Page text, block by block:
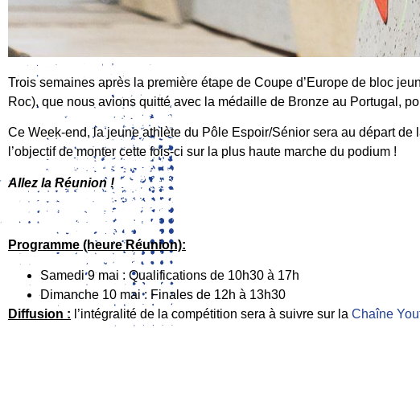
Trois semaines après la première étape de Coupe d’Europe de bloc
Roc), que nous avions quitté avec la médaille de Bronze au Portugal,
Ce Week-end, la jeune athlète du Pôle Espoir/Sénior sera au départ
l’objectif de monter cette fois-ci sur la plus haute marche du podium !
Allez la Réunion !
Programme (heure Réunion):
Samedi 9 mai : Qualifications de 10h30 à 17h
Dimanche 10 mai : Finales de 12h à 13h30
Diffusion : l’intégralité de la compétition sera à suivre sur la Chaîne